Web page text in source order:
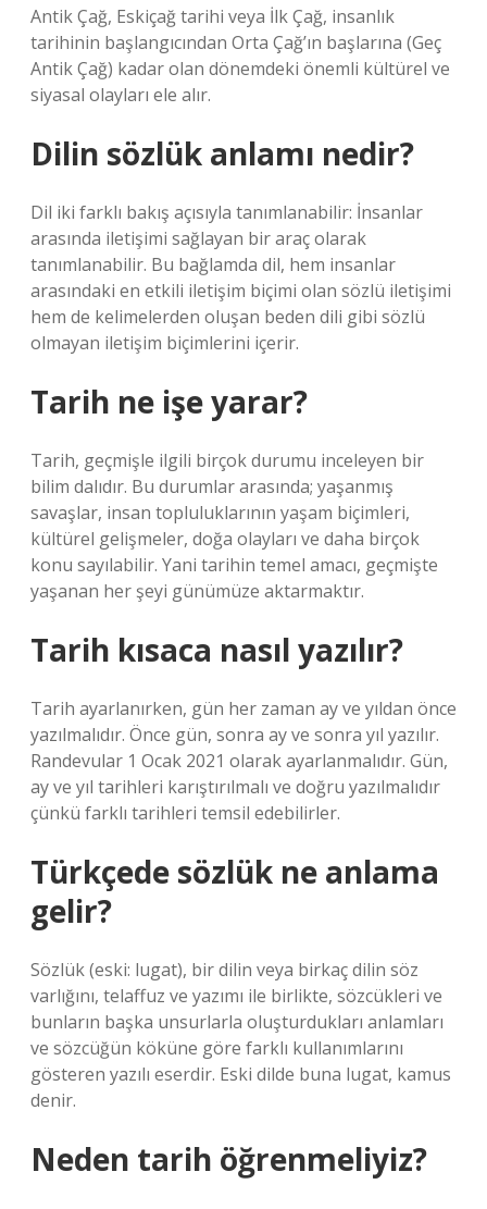
Antik Çağ, Eskiçağ tarihi veya İlk Çağ, insanlık
tarihinin başlangıcından Orta Çağ’ın başlarına (Geç
Antik Çağ) kadar olan dönemdeki önemli kültürel ve
siyasal olayları ele alır.
Dilin sözlük anlamı nedir?
Dil iki farklı bakış açısıyla tanımlanabilir: İnsanlar
arasında iletişimi sağlayan bir araç olarak
tanımlanabilir. Bu bağlamda dil, hem insanlar
arasındaki en etkili iletişim biçimi olan sözlü iletişimi
hem de kelimelerden oluşan beden dili gibi sözlü
olmayan iletişim biçimlerini içerir.
Tarih ne işe yarar?
Tarih, geçmişle ilgili birçok durumu inceleyen bir
bilim dalıdır. Bu durumlar arasında; yaşanmış
savaşlar, insan topluluklarının yaşam biçimleri,
kültürel gelişmeler, doğa olayları ve daha birçok
konu sayılabilir. Yani tarihin temel amacı, geçmişte
yaşanan her şeyi günümüze aktarmaktır.
Tarih kısaca nasıl yazılır?
Tarih ayarlanırken, gün her zaman ay ve yıldan önce
yazılmalıdır. Önce gün, sonra ay ve sonra yıl yazılır.
Randevular 1 Ocak 2021 olarak ayarlanmalıdır. Gün,
ay ve yıl tarihleri ​​karıştırılmalı ve doğru yazılmalıdır
çünkü farklı tarihleri ​​temsil edebilirler.
Türkçede sözlük ne anlama
gelir?
Sözlük (eski: lugat), bir dilin veya birkaç dilin söz
varlığını, telaffuz ve yazımı ile birlikte, sözcükleri ve
bunların başka unsurlarla oluşturdukları anlamları
ve sözcüğün köküne göre farklı kullanımlarını
gösteren yazılı eserdir. Eski dilde buna lugat, kamus
denir.
Neden tarih öğrenmeliyiz?